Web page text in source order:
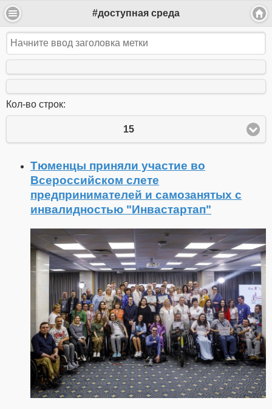
#доступная среда
Кол-во строк:
15
Тюменцы приняли участие во
Всероссийском слете
предпринимателей и самозанятых с
инвалидностью "Инвастартап"